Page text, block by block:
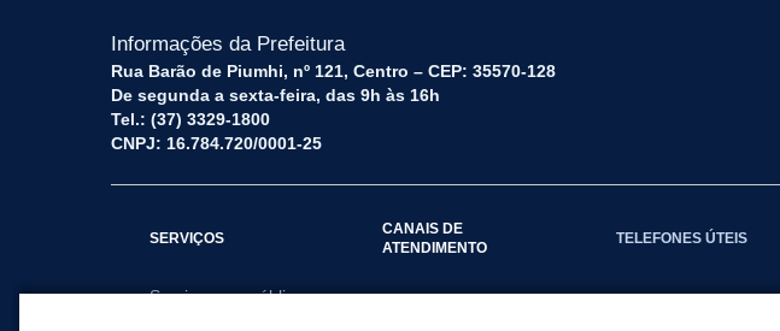
Informações da Prefeitura
Rua Barão de Piumhi, nº 121, Centro – CEP: 35570-128
De segunda a sexta-feira, das 9h às 16h
Tel.: (37) 3329-1800
CNPJ: 16.784.720/0001-25
SERVIÇOS
Serviços por público
CANAIS DE
ATENDIMENTO
TELEFONES ÚTEIS